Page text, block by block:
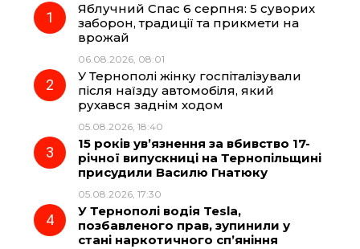
e
o
k
e
r
a
m
t
A
p
Яблучний Спас 6 серпня: 5 суворих
заборон, традиції та прикмети на
врожай
06.08.2026, 08:01
У Тернополі жінку госпіталізували
після наїзду автомобіля, який
рухався заднім ходом
05.08.2026, 18:40
15 років ув’язнення за вбивство 17-
річної випускниці на Тернопільщині
присудили Василю Гнатюку
05.08.2026, 17:30
У Тернополі водія Tesla,
позбавленого прав, зупинили у
стані наркотичного сп’яніння